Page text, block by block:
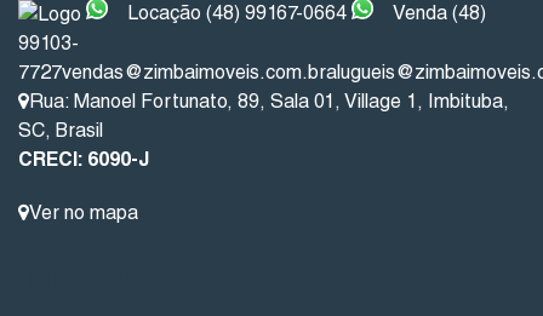
Locação (48) 99167-0664
Venda (48)
99103-
7727vendas@zimbaimoveis.com.br
Rua: Manoel Fortunato, 89, Sala 01, Village 1, Imbituba,
SC, Brasil
CRECI: 6090-J
Ver no mapa